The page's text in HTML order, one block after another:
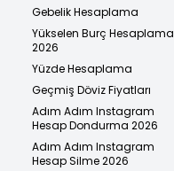
Gebelik Hesaplama
Yükselen Burç Hesaplama
2026
Yüzde Hesaplama
Geçmiş Döviz Fiyatları
Adım Adım Instagram
Hesap Dondurma 2026
Adım Adım Instagram
Hesap Silme 2026